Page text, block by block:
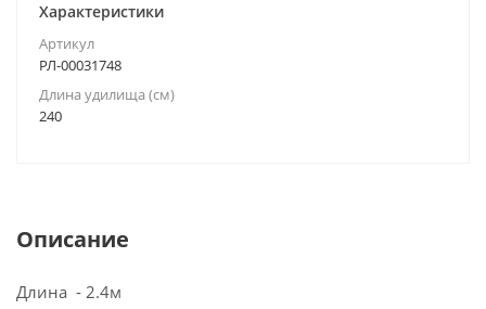
Характеристики
Артикул
РЛ-00031748
Длина удилища (см)
240
Описание
Длина - 2.4м